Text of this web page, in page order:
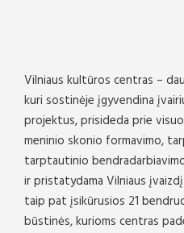
Vilniaus kultūros centras –
kuri sostinėje įgyvendina
projektus, prisideda prie
meninio skonio formavimo,
tarptautinio
ir pristatydama Vilniaus
taip pat įsikūrusios 21
būstinės, kurioms centras